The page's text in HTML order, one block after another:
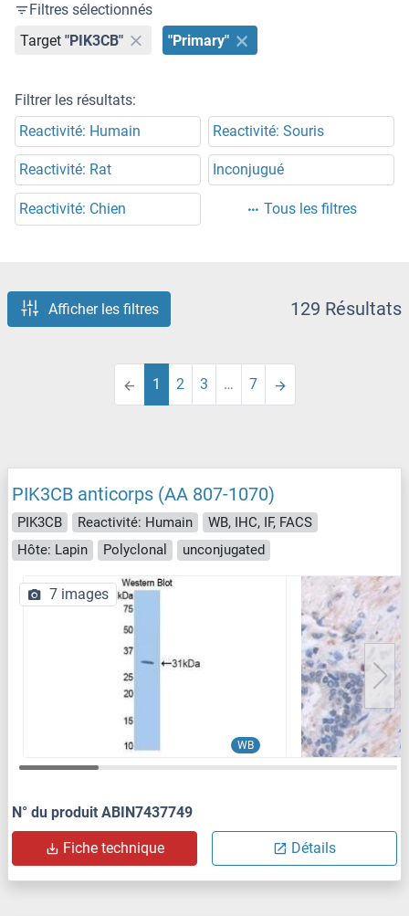
Filtres sélectionnés
Target "PIK3CB" "Primary"
Filtrer les résultats:
Reactivité: Humain
Reactivité: Souris
Reactivité: Rat Inconjugué
Reactivité: Chien Tous les filtres
Afficher les filtres 129 Résultats
1 2 3 … 7
PIK3CB anticorps (AA 807-1070)
PIK3CB Reactivité: Humain
WB, IHC, IF, FACS
Hôte: Lapin
Polyclonal unconjugated
WB
7 images
N° du produit ABIN7437749
Fiche technique Détails